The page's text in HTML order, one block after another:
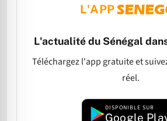
L'APP
L'actualité du Sénégal
Téléchargez l'app gratuite et
réel.
DISPONIBLE SUR
Google